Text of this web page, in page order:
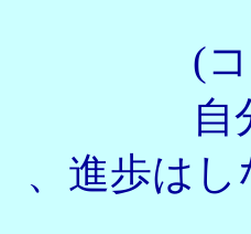
エ
に課
、進歩は